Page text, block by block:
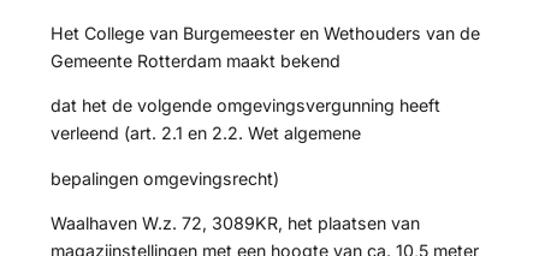
Het College van Burgemeester en Wethouders van de
Gemeente Rotterdam maakt bekend
dat het de volgende omgevingsvergunning heeft
verleend (art. 2.1 en 2.2. Wet algemene
bepalingen omgevingsrecht)
Waalhaven W.z. 72, 3089KR, het plaatsen van
magazijnstellingen met een hoogte van ca. 10,5 meter